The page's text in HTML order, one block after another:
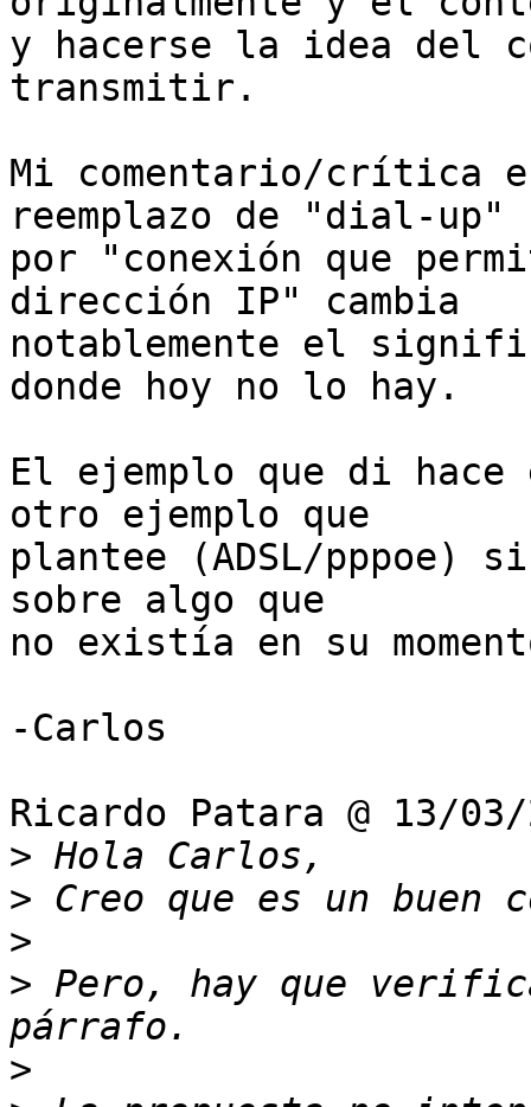
y hacerse la idea del
transmitir.
Mi comentario/crítica
reemplazo de "dial-up"
por "conexión que
dirección IP" cambia
notablemente el
donde hoy no lo hay.
El ejemplo que di
otro ejemplo que
plantee (ADSL/
sobre algo que
no existía en su
-Carlos
Ricardo Patara @ 13/
>
>
>
> Pero, hay que
>